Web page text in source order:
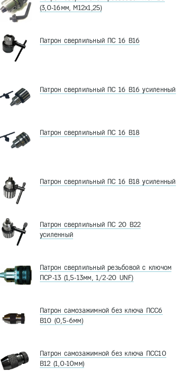
(3,0-16мм, М12х1,25)
Патрон сверлильный ПС 16 В16
Патрон сверлильный ПС 16 В16 усиленный
Патрон сверлильный ПС 16 В18
Патрон сверлильный ПС 16 В18 усиленный
Патрон сверлильный ПС 20 В22
усиленный
Патрон сверлильный резьбовой с ключом
ПСР-13 (1,5-13мм, 1/2-20 UNF)
Патрон самозажимной без ключа ПСС6
В10 (0,5-6мм)
Патрон самозажимной без ключа ПСС10
В12 (1,0-10мм)